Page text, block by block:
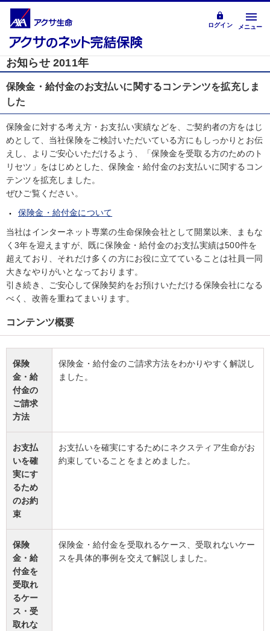
ログイン メニュー
お知らせ 2011年
保険金・給付金のお支払いに関するコンテンツを拡充しま
した
保険金に対する考え方・お支払い実績などを、ご契約者の方をはじ
めとして、当社保険をご検討いただいている方にもしっかりとお伝
えし、よりご安心いただけるよう、「保険金を受取る方のためのト
リセツ」をはじめとした、保険金・給付金のお支払いに関するコン
テンツを拡充しました。
ぜひご覧ください。
保険金・給付金について
当社はインターネット専業の生命保険会社として開業以来、まもな
く3年を迎えますが、既に保険金・給付金のお支払実績は500件を
超えており、それだけ多くの方にお役に立てていることは社員一同
大きなやりがいとなっております。
引き続き、ご安心して保険契約をお預けいただける保険会社になる
べく、改善を重ねてまいります。
コンテンツ概要
保険
金・給
付金の
ご請求
方法
保険金・給付金のご請求方法をわかりやすく解説し
ました。
お支払
いを確
実にす
るため
のお約
束
お支払いを確実にするためにネクスティア生命がお
約束していることをまとめました。
保険
金・給
付金を
受取れ
るケー
ス・受
取れな
保険金・給付金を受取れるケース、受取れないケー
スを具体的事例を交えて解説しました。